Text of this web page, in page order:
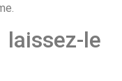
le